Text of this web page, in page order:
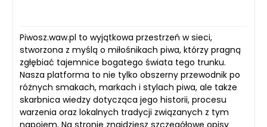
Piwosz.waw.pl to wyjątkowa przestrzeń w sieci,
stworzona z myślą o miłośnikach piwa, którzy pragną
zgłębiać tajemnice bogatego świata tego trunku.
Nasza platforma to nie tylko obszerny przewodnik po
różnych smakach, markach i stylach piwa, ale także
skarbnica wiedzy dotycząca jego historii, procesu
warzenia oraz lokalnych tradycji związanych z tym